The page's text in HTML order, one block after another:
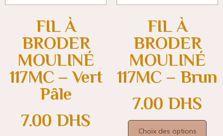
FIL À
BRODER
MOULINÉ
117MC – Vert
Pâle
7.00 DHS
FIL À
BRODER
MOULINÉ
117MC – Brun
7.00 DHS
Choix des options